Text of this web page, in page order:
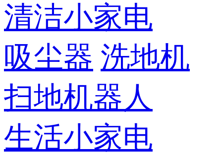
清洁小家电
吸尘器 洗地机
扫地机器人
生活小家电